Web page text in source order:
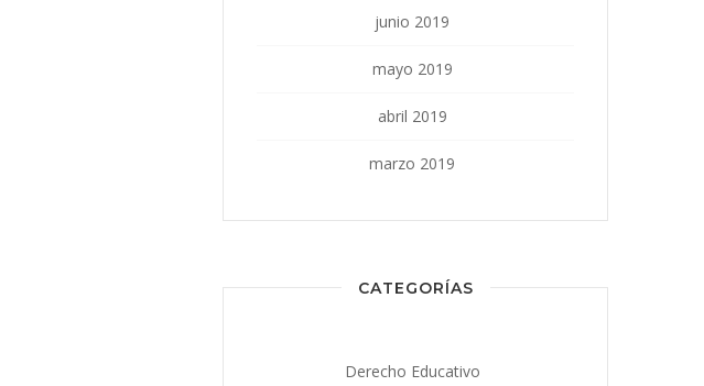
junio 2019
mayo 2019
abril 2019
marzo 2019
CATEGORÍAS
Derecho Educativo